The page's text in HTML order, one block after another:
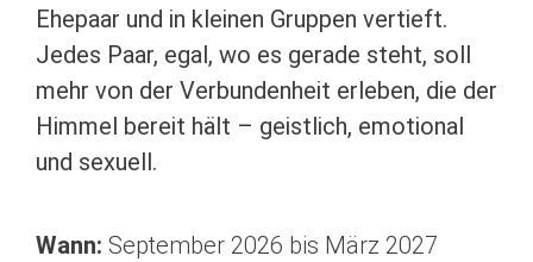
Ehepaar und in kleinen Gruppen vertieft.
Jedes Paar, egal, wo es gerade steht, soll
mehr von der Verbundenheit erleben, die der
Himmel bereit hält – geistlich, emotional
und sexuell.
Wann: September 2026 bis März 2027